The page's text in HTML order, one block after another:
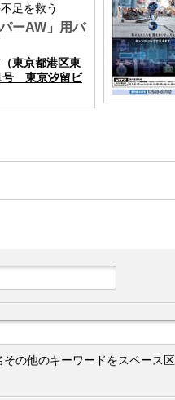
足を救う
ーAW」用バ
東京都港区東
号 東京汐留ビ
その他のキーワードをスペース